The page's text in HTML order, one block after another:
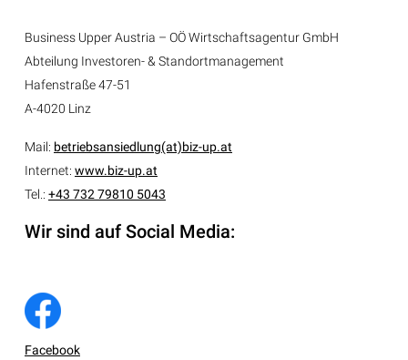
Business Upper Austria – OÖ Wirtschaftsagentur GmbH
Abteilung Investoren- & Standortmanagement
Hafenstraße 47-51
A-4020 Linz
Mail: betriebsansiedlung(at)biz-up.at
Internet: www.biz-up.at
Tel.: +43 732 79810 5043
Wir sind auf Social Media:
Facebook